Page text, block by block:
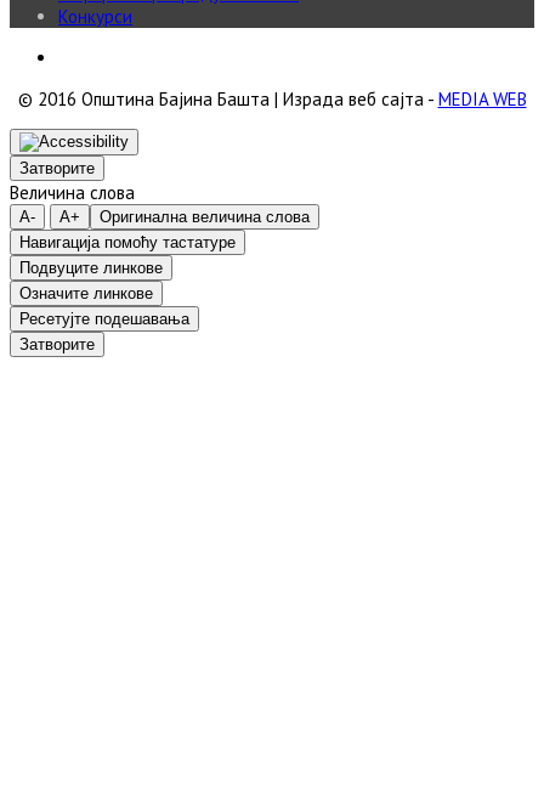
Конкурси
© 2016 Општина Бајина Башта | Израда веб сајта - MEDIA WEB
Затворите
Величина слова
A- A+
Оригинална величина слова
Навигација помоћу тастатуре
Подвуците линкове
Означите линкове
Ресетујте подешавања
Затворите